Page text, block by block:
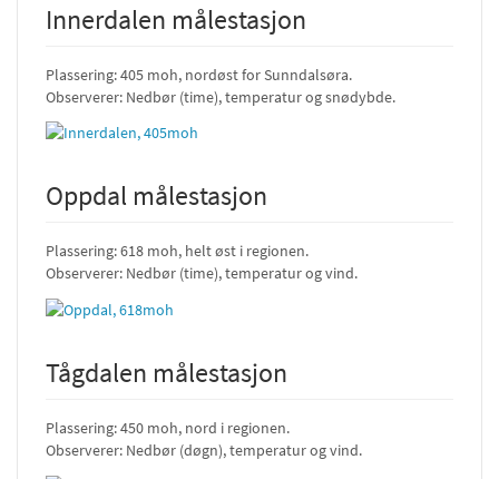
Innerdalen målestasjon
Plassering: 405 moh, nordøst for Sunndalsøra.
Observerer: Nedbør (time), temperatur og snødybde.
Oppdal målestasjon
Plassering: 618 moh, helt øst i regionen.
Observerer: Nedbør (time), temperatur og vind.
Tågdalen målestasjon
Plassering: 450 moh, nord i regionen.
Observerer: Nedbør (døgn), temperatur og vind.